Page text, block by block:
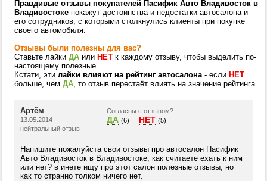
Правдивые отзывы покупателей Пасифик Авто Владивосток в
Владивостоке покажут достоинства и недостатки автосалона и
его сотрудников, с которыми столкнулись клиенты при покупке
своего автомобиля.
Отзывы были полезны для вас?
Ставьте лайки ДА или НЕТ к каждому отзыву, чтобы выделить по-
настоящему полезные.
Кстати, эти лайки влияют на рейтинг автосалона- если НЕТ
больше, чем ДА, то отзыв перестаёт влиять на значение рейтинга.
Артём
13.05.2014
нейтральный отзыв
Согласны с отзывом?
ДА (6) НЕТ (5)
Напишите пожалуйста свои отзывы про автосалон Пасифик
Авто Владивосток в Владивостоке, как считаете ехать к ним
или нет? в инете ищу про этот салон полезные отзывы, но
как то странно толком ничего нет.